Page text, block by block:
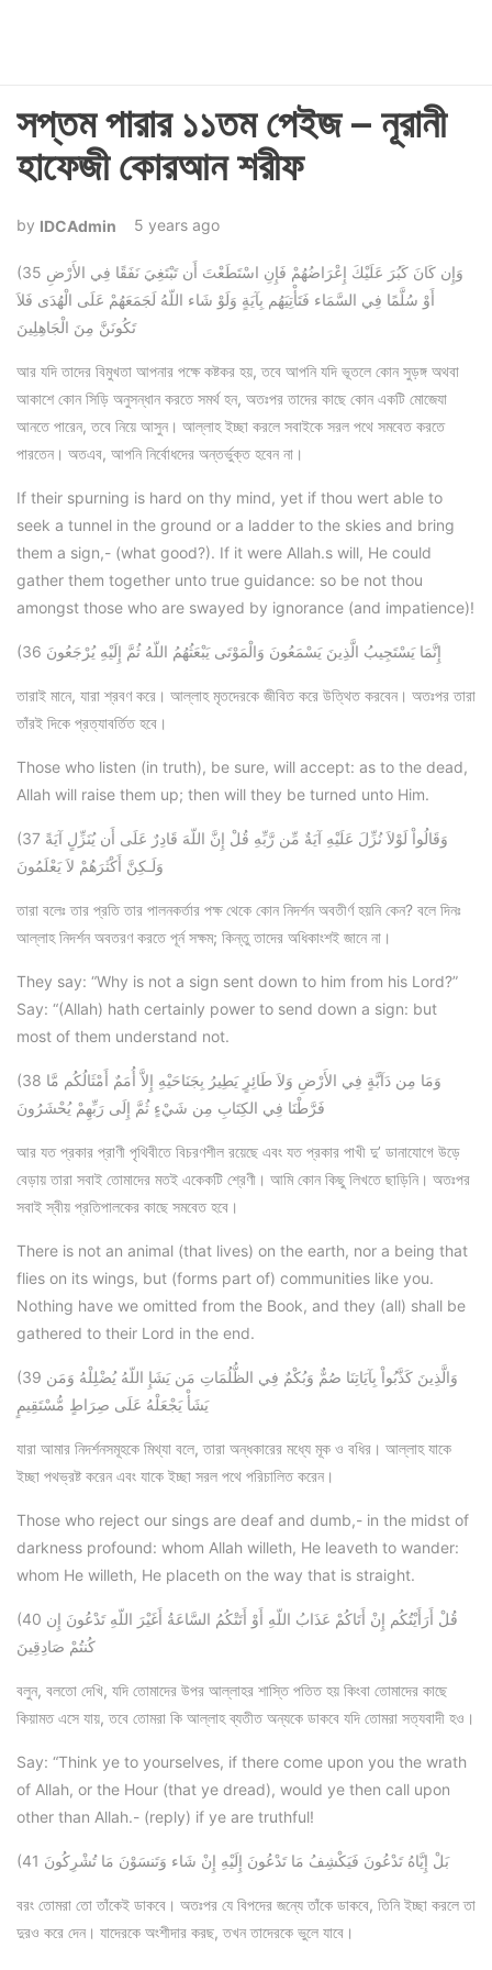
সপ্তম পারার ১১তম পেইজ – নূরানী
হাফেজী কোরআন শরীফ
IDCAdmin 5 years ago
(35 وَإِن كَانَ كَبُرَ عَلَيْكَ إِعْرَاضُهُمْ فَإِنِ اسْتَطَعْتَ أَن تَبْتَغِيَ نَفَقًا فِي الأَرْضِ
أَوْ سُلَّمًا فِي السَّمَاء فَتَأْتِيَهُم بِآيَةٍ وَلَوْ شَاء اللّهُ لَجَمَعَهُمْ عَلَى الْهُدَى فَلاَ
تَكُونَنَّ مِنَ الْجَاهِلِينَ
আর যদি তাদের বিমুখতা আপনার পক্ষে কষ্টকর হয়, তবে আপনি যদি ভূতলে কোন সুড়ঙ্গ অথবা
আকাশে কোন সিড়ি অনুসন্ধান করতে সমর্থ হন, অতঃপর তাদের কাছে কোন একটি মোজেযা
আনতে পারেন, তবে নিয়ে আসুন। আল্লাহ ইচ্ছা করলে সবাইকে সরল পথে সমবেত করতে
পারতেন। অতএব, আপনি নির্বোধদের অন্তর্ভুক্ত হবেন না।
If their spurning is hard on thy mind, yet if thou wert able to
seek a tunnel in the ground or a ladder to the skies and bring
them a sign,- (what good?). If it were Allah.s will, He could
gather them together unto true guidance: so be not thou
amongst those who are swayed by ignorance (and impatience)!
(36 إِنَّمَا يَسْتَجِيبُ الَّذِينَ يَسْمَعُونَ وَالْمَوْتَى يَبْعَثُهُمُ اللّهُ ثُمَّ إِلَيْهِ يُرْجَعُونَ
তারাই মানে, যারা শ্রবণ করে। আল্লাহ মৃতদেরকে জীবিত করে উত্থিত করবেন। অতঃপর তারা
তাঁরই দিকে প্রত্যাবর্তিত হবে।
Those who listen (in truth), be sure, will accept: as to the dead,
Allah will raise them up; then will they be turned unto Him.
(37 وَقَالُواْ لَوْلاَ نُزِّلَ عَلَيْهِ آيَةٌ مِّن رَّبِّهِ قُلْ إِنَّ اللّهَ قَادِرٌ عَلَى أَن يُنَزِّلٍ آيَةً
وَلَـكِنَّ أَكْثَرَهُمْ لاَ يَعْلَمُونَ
তারা বলেঃ তার প্রতি তার পালনকর্তার পক্ষ থেকে কোন নিদর্শন অবতীর্ণ হয়নি কেন? বলে দিনঃ
আল্লাহ নিদর্শন অবতরণ করতে পূর্ন সক্ষম; কিন্তু তাদের অধিকাংশই জানে না।
They say: “Why is not a sign sent down to him from his Lord?”
Say: “(Allah) hath certainly power to send down a sign: but
most of them understand not.
(38 وَمَا مِن دَآبَّةٍ فِي الأَرْضِ وَلاَ طَائِرٍ يَطِيرُ بِجَنَاحَيْهِ إِلاَّ أُمَمٌ أَمْثَالُكُم مَّا
فَرَّطْنَا فِي الكِتَابِ مِن شَيْءٍ ثُمَّ إِلَى رَبِّهِمْ يُحْشَرُونَ
আর যত প্রকার প্রাণী পৃথিবীতে বিচরণশীল রয়েছে এবং যত প্রকার পাখী দু’ ডানাযোগে উড়ে
বেড়ায় তারা সবাই তোমাদের মতই একেকটি শ্রেণী। আমি কোন কিছু লিখতে ছাড়িনি। অতঃপর
সবাই স্বীয় প্রতিপালকের কাছে সমবেত হবে।
There is not an animal (that lives) on the earth, nor a being that
flies on its wings, but (forms part of) communities like you.
Nothing have we omitted from the Book, and they (all) shall be
gathered to their Lord in the end.
(39 وَالَّذِينَ كَذَّبُواْ بِآيَاتِنَا صُمٌّ وَبُكْمٌ فِي الظُّلُمَاتِ مَن يَشَإِ اللّهُ يُضْلِلْهُ وَمَن
يَشَأْ يَجْعَلْهُ عَلَى صِرَاطٍ مُّسْتَقِيمٍ
যারা আমার নিদর্শনসমূহকে মিথ্যা বলে, তারা অন্ধকারের মধ্যে মূক ও বধির। আল্লাহ যাকে
ইচ্ছা পথভ্রষ্ট করেন এবং যাকে ইচ্ছা সরল পথে পরিচালিত করেন।
Those who reject our sings are deaf and dumb,- in the midst of
darkness profound: whom Allah willeth, He leaveth to wander:
whom He willeth, He placeth on the way that is straight.
(40 قُلْ أَرَأَيْتُكُم إِنْ أَتَاكُمْ عَذَابُ اللّهِ أَوْ أَتَتْكُمُ السَّاعَةُ أَغَيْرَ اللّهِ تَدْعُونَ إِن
كُنتُمْ صَادِقِينَ
বলুন, বলতো দেখি, যদি তোমাদের উপর আল্লাহর শাস্তি পতিত হয় কিংবা তোমাদের কাছে
কিয়ামত এসে যায়, তবে তোমরা কি আল্লাহ ব্যতীত অন্যকে ডাকবে যদি তোমরা সত্যবাদী হও।
Say: “Think ye to yourselves, if there come upon you the wrath
of Allah, or the Hour (that ye dread), would ye then call upon
other than Allah.- (reply) if ye are truthful!
(41 بَلْ إِيَّاهُ تَدْعُونَ فَيَكْشِفُ مَا تَدْعُونَ إِلَيْهِ إِنْ شَاء وَتَنسَوْنَ مَا تُشْرِكُونَ
বরং তোমরা তো তাঁকেই ডাকবে। অতঃপর যে বিপদের জন্যে তাঁকে ডাকবে, তিনি ইচ্ছা করলে তা
দুরও করে দেন। যাদেরকে অংশীদার করছ, তখন তাদেরকে ভুলে যাবে।